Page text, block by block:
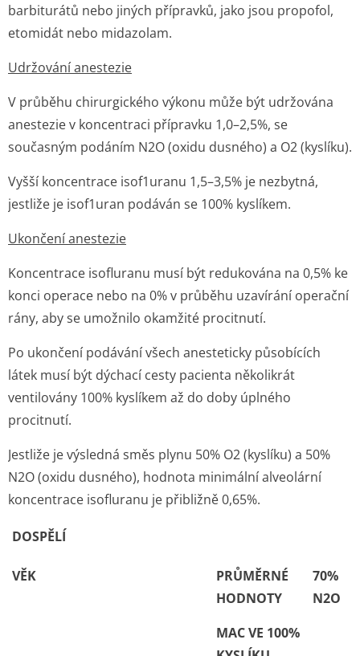
barbiturátů nebo jiných přípravků, jako jsou propofol,
etomidát nebo midazolam.
Udržování anestezie
V průběhu chirurgického výkonu může být udržována
anestezie v koncentraci přípravku 1,0–2,5%, se
současným podáním N2O (oxidu dusného) a O2 (kyslíku).
Vyšší koncentrace isof1uranu 1,5–3,5% je nezbytná,
jestliže je isof1uran podáván se 100% kyslíkem.
Ukončení anestezie
Koncentrace isofluranu musí být redukována na 0,5% ke
konci operace nebo na 0% v průběhu uzavírání operační
rány, aby se umožnilo okamžité procitnutí.
Po ukončení podávání všech anesteticky působících
látek musí být dýchací cesty pacienta několikrát
ventilovány 100% kyslíkem až do doby úplného
procitnutí.
Jestliže je výsledná směs plynu 50% O2 (kyslíku) a 50%
N2O (oxidu dusného), hodnota minimální alveolární
koncentrace isofluranu je přibližně 0,65%.
DOSPĚLÍ
VĚK
PRŮMĚRNÉ
HODNOTY
MAC VE 100%
70%
N2O